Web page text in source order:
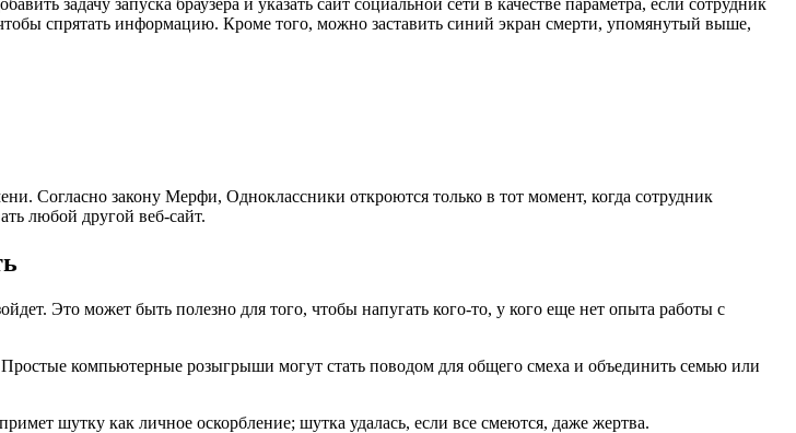
спрятать информацию. Кроме того, можно заставить синий экран смерти, упомянутый выше,
Согласно закону Мерфи, Одноклассники откроются только в тот момент, когда сотрудник
любой другой веб-сайт.
Это может быть полезно для того, чтобы напугать кого-то, у кого еще нет опыта работы с
компьютерные розыгрыши могут стать поводом для общего смеха и объединить семью или
шутку как личное оскорбление; шутка удалась, если все смеются, даже жертва.